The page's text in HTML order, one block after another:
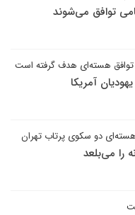
توافق می‌شوند
توافق هسته‌ای هدف گرفته است
یهودیان آمریکا
هسته‌ای دو سکوی پرتاب تهران
را می‌بلعد